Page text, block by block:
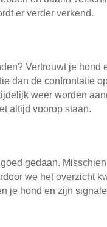
er verder verkend.
Vertrouwt je hond
dan de confrontatie
weer worden
altijd voorop staan.
gedaan.
we het overzicht
je hond en zijn